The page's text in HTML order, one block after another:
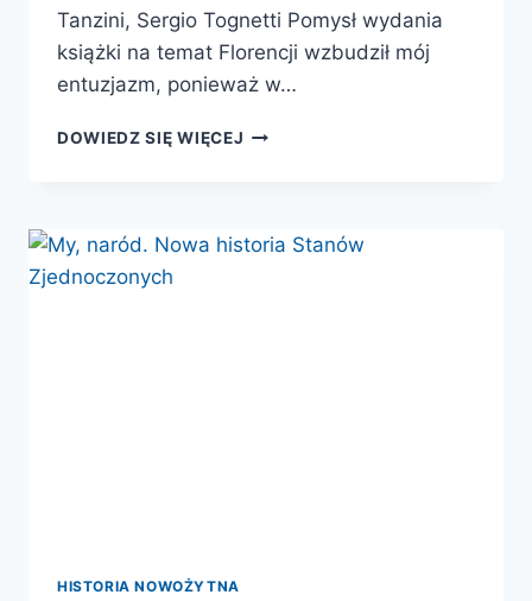
Tanzini, Sergio Tognetti Pomysł wydania
książki na temat Florencji wzbudził mój
entuzjazm, ponieważ w…
DOWIEDZ SIĘ WIĘCEJ JAK
ŚREDNIOWIECZNA
I
HISTORIA NOWOŻYTNA